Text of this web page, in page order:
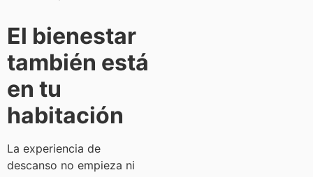
El bienestar
también está
en tu
habitación
La experiencia de
descanso no empieza ni